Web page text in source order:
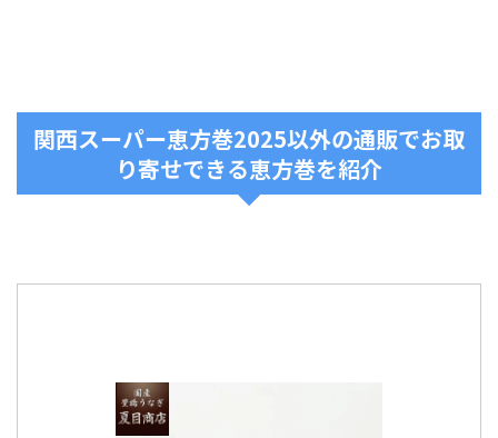
関西スーパー恵方巻2025以外の通販でお取
り寄せできる恵方巻を紹介